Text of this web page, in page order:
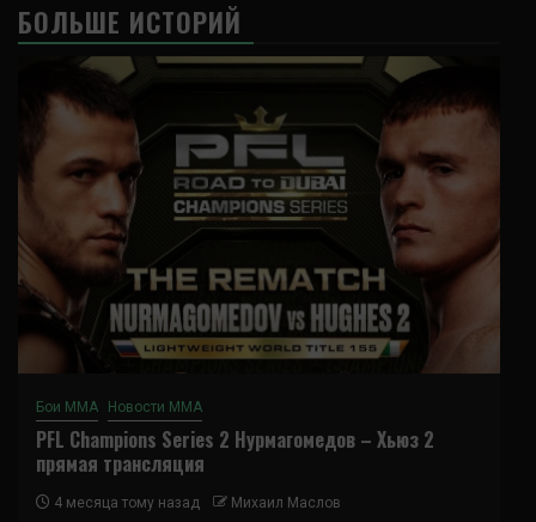
БОЛЬШЕ ИСТОРИЙ
Бои ММА Новости ММА
PFL Champions Series 2 Нурмагомедов – Хьюз 2
прямая трансляция
4 месяца тому назад Михаил Маслов